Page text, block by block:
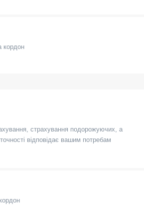
кордон
страхування подорожуючих, а
відповідає вашим потребам